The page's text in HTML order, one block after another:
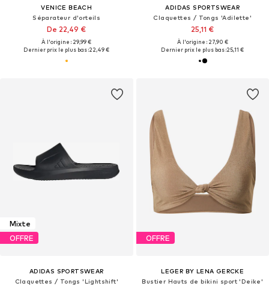
VENICE BEACH
Séparateur d'orteils
De 22,49 €
À l'origine : 29,99 €
Dernier prix le plus bas :22,49 €
ADIDAS SPORTSWEAR
Claquettes / Tongs 'Adilette'
25,11 €
À l'origine : 27,90 €
Dernier prix le plus bas :25,11 €
Mixte
OFFRE
ADIDAS SPORTSWEAR
Claquettes / Tongs 'Lightshift'
OFFRE
LEGER BY LENA GERCKE
Bustier Hauts de bikini sport 'Deike'